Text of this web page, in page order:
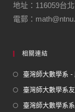
地址：116059台
電郵：
相關連結
臺灣師大數學系 -
臺灣師大數學系
臺灣師大數學系